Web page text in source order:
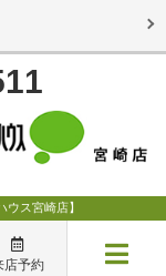
ス宮崎店】
店予約